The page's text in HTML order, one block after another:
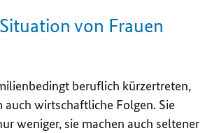
von Frauen
beruflich kürzertreten,
auch wirtschaftliche Folgen. Sie
weniger, sie machen auch seltener